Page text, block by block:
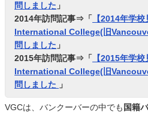
問しました 」
2014年訪問記事⇒「 【2014年学
International College(旧
問しました 」
2015年訪問記事⇒「 【2015年学
International College(旧
問しました
」
VGCは、バンクーバーの中でも 国籍